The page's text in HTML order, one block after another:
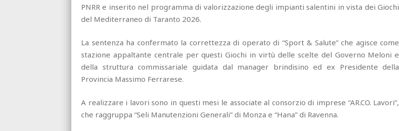
PNRR e inserito nel programma di valorizzazione degli impianti salentini in vista dei Giochi
del Mediterraneo di Taranto 2026.
La sentenza ha confermato la correttezza di operato di “Sport & Salute” che agisce come
stazione appaltante centrale per questi Giochi in virtù delle scelte del Governo Meloni e
della struttura commissariale guidata dal manager brindisino ed ex Presidente della
Provincia Massimo Ferrarese.
A realizzare i lavori sono in questi mesi le associate al consorzio di imprese “AR.CO. Lavori”,
che raggruppa “Seli Manutenzioni Generali” di Monza e “Hana” di Ravenna.